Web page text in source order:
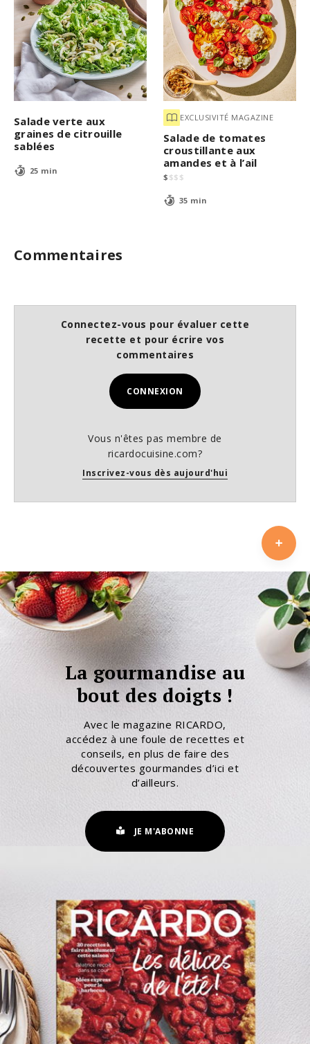
Salade verte aux
graines de citrouille
sablées
25 min
EXCLUSIVITÉ MAGAZINE
Salade de tomates
croustillante aux
amandes et à l’ail
$ $$ $
35 min
Commentaires
Connectez-vous pour évaluer cette
recette et pour écrire vos
commentaires
CONNEXION
Vous n'êtes pas membre de
ricardocuisine.com?
Inscrivez-vous dès aujourd'hui
La gourmandise au
bout des doigts !
Avec le magazine RICARDO,
accédez à une foule de recettes et
conseils, en plus de faire des
découvertes gourmandes d’ici et
d’ailleurs.
JE M'ABONNE